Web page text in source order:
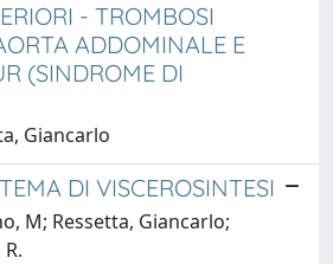
- TROMBOSI
ADDOMINALE E
(SINDROME DI
Giancarlo
DI VISCEROSINTESI
M; Ressetta, Giancarlo;